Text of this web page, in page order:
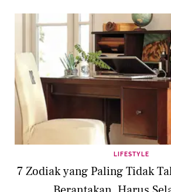
LIFESTYLE
7 Zodiak yang Paling Tidak